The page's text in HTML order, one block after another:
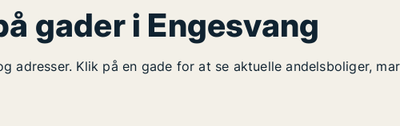
gader i Engesvang
adresser. Klik på en gade for at se aktuelle andelsboliger,